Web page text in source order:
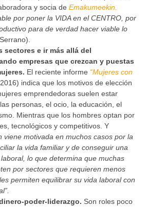
y socia de Emakumeekin.
por poner la VIDA en el CENTRO, por
para de verdad hacer viable lo
sectores e ir más allá del
empresas que crezcan y puestas
El reciente informe “Mujeres con
indica que los motivos de elección
emprendedoras suelen estar
personas, el ocio, la educación, el
Mientras que los hombres optan por
tecnológicos y competitivos. Y
viene motivada en muchos casos por la
la vida familiar y de conseguir una
lo que determina que muchas
por sectores que requieren menos
permiten equilibrar su vida laboral con
poder-liderazgo. Son roles poco